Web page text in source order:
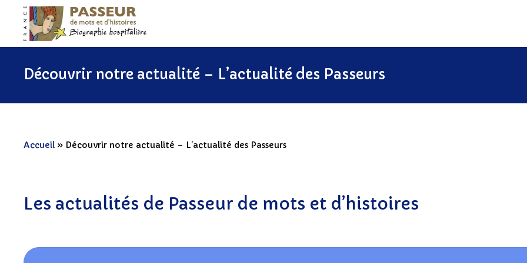
Découvrir notre actualité – L’actualité des Passeurs
Contact
Découvrir notre actualité – L’actualité des Passeurs
Accueil » Découvrir notre actualité – L’actualité des Passeurs
Les actualités de Passeur de mots et d’histoires